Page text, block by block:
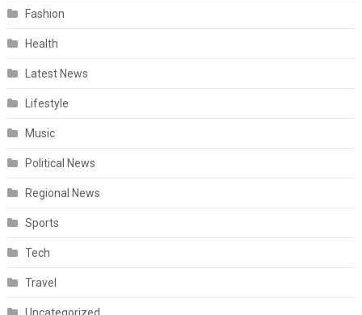
Fashion
Health
Latest News
Lifestyle
Music
Political News
Regional News
Sports
Tech
Travel